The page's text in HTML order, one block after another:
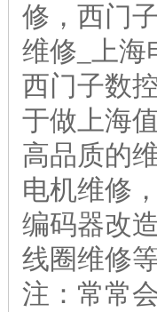
修，西门
维修_上海
西门子数
于做上海
高品质的
电机维修
编码器改
线圈维修
注：常常